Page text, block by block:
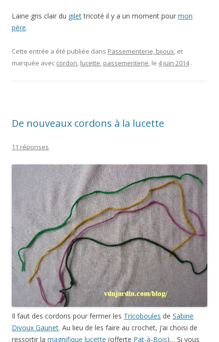
Laine gris clair du gilettricoté il y a un moment pour mon
père.
Cette entrée a été publiée dans Passementerie, bijoux, et
marquée avec cordon, lucette, passementerie, le 4 juin 2014 .
De nouveaux cordons à la lucette
11 réponses
Il faut des cordons pour fermer les Tricoboules de Sabine
Divoux Gaunet. Au lieu de les faire au crochet, j’ai choisi de
ressortir la magnifique lucette (offerte Pat-à-Bois)… Si vous